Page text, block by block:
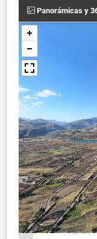
Panorámicas y